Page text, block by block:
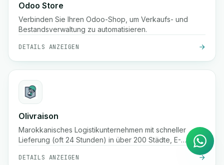
Odoo Store
Verbinden Sie Ihren Odoo-Shop, um Verkaufs- und
Bestandsverwaltung zu automatisieren.
DETAILS ANZEIGEN
Olivraison
Marokkanisches Logistikunternehmen mit schneller
Lieferung (oft 24 Stunden) in über 200 Städte, E-
Nachnahmeservice und Lagerdienstleistungen
DETAILS ANZEIGEN